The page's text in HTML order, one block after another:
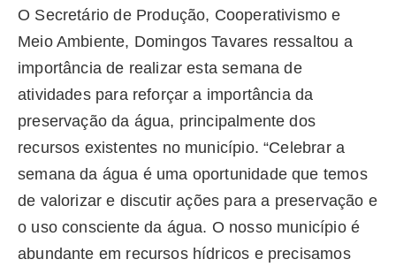
O Secretário de Produção, Cooperativismo e
Meio Ambiente, Domingos Tavares ressaltou a
importância de realizar esta semana de
atividades para reforçar a importância da
preservação da água, principalmente dos
recursos existentes no município. “Celebrar a
semana da água é uma oportunidade que temos
de valorizar e discutir ações para a preservação e
o uso consciente da água. O nosso município é
abundante em recursos hídricos e precisamos